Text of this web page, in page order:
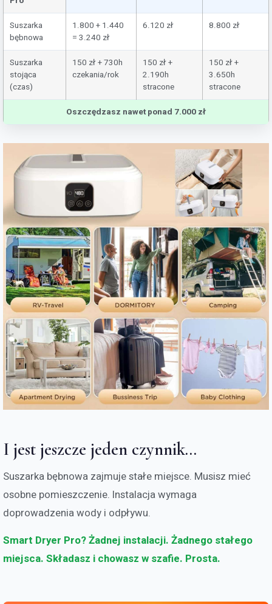
Suszarka
bębnowa
1.800 + 1.440
= 3.240 zł
6.120 zł 8.800 zł
Suszarka
stojąca
(czas)
150 zł + 730h
czekania/rok
150 zł +
2.190h
stracone
150 zł +
3.650h
stracone
Oszczędzasz nawet ponad 7.000 zł
I jest jeszcze jeden czynnik...
Suszarka bębnowa zajmuje stałe miejsce. Musisz mieć
osobne pomieszczenie. Instalacja wymaga
doprowadzenia wody i odpływu.
Smart Dryer Pro? Żadnej instalacji. Żadnego stałego
miejsca. Składasz i chowasz w szafie. Prosta.